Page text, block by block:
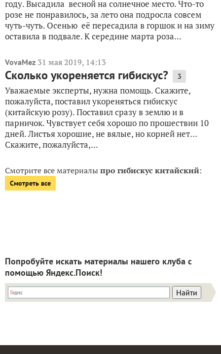
году. Высадила весной на солнечное место. Что-то
розе не понравилось, за лето она подросла совсем
чуть-чуть. Осенью её пересадила в горшок и на зиму
оставила в подвале. К середине марта роза...
VovaMez 31 мая 2019, 14:13
Сколько укореняется гибискус? 3
Уважаемые эксперты, нужна помощь. Скажите,
пожалуйста, поставил укореняться гибискус
(китайскую розу). Поставил сразу в землю и в
парничок. Чувствует себя хорошо по прошествии 10
дней. Листья хорошие, не вялые, но корней нет…
Скажите, пожалуйста,...
Смотрите все материалыпро гибискус китайский:
Смотреть все
Попробуйте искать материалы нашего клуба с
помощью Яндекс.Поиск!